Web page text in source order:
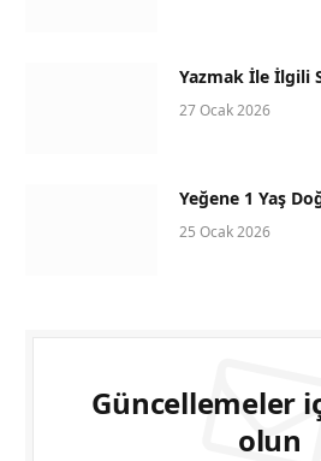
Yazmak İle İlgili
27 Ocak 2026
Yeğene 1 Yaş
25 Ocak 2026
Güncellemeler
olun